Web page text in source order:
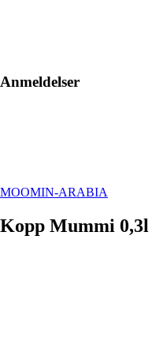
Anmeldelser
MOOMIN-ARABIA
Kopp Mummi